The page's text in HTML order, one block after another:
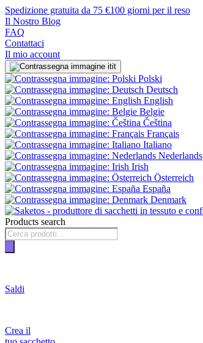
Spedizione gratuita da 75 €100 giorni per il reso
Il Nostro Blog
FAQ
Contattaci
Il mio account
it
Polski
Deutsch
English
Belgie
Čeština
Français
Italiano
Nederlands
Irish
Österreich
España
Denmark
Products search
Saldi
Crea il